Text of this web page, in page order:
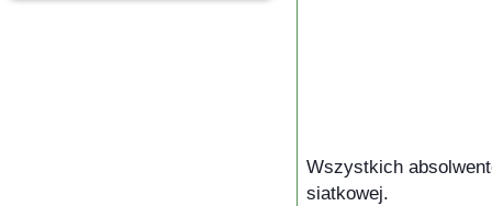
Wszystkich
siatkowej.